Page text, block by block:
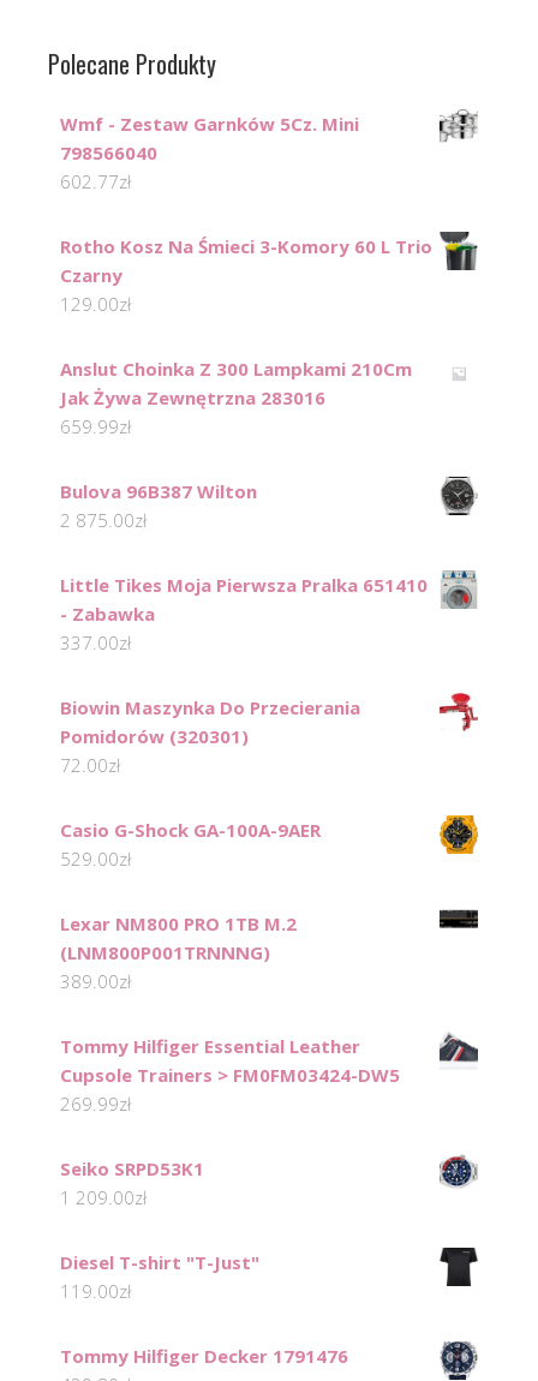
Polecane Produkty
Wmf - Zestaw Garnków 5Cz. Mini
798566040
602.77zł
Rotho Kosz Na Śmieci 3-Komory 60 L Trio
Czarny
129.00zł
Anslut Choinka Z 300 Lampkami 210Cm
Jak Żywa Zewnętrzna 283016
659.99zł
Bulova 96B387 Wilton
2 875.00zł
Little Tikes Moja Pierwsza Pralka 651410
- Zabawka
337.00zł
Biowin Maszynka Do Przecierania
Pomidorów (320301)
72.00zł
Casio G-Shock GA-100A-9AER
529.00zł
Lexar NM800 PRO 1TB M.2
(LNM800P001TRNNNG)
389.00zł
Tommy Hilfiger Essential Leather
Cupsole Trainers > FM0FM03424-DW5
269.99zł
Seiko SRPD53K1
1 209.00zł
Diesel T-shirt "T-Just"
119.00zł
Tommy Hilfiger Decker 1791476